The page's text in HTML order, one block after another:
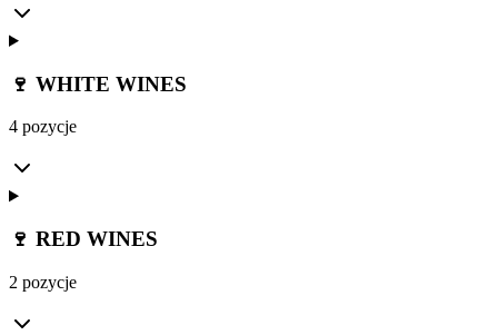
🍷 WHITE WINES
4 pozycje
🍷 RED WINES
2 pozycje